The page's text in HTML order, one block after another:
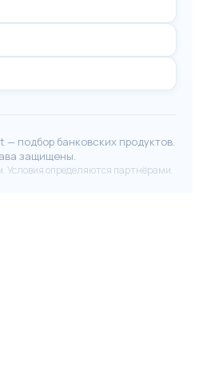
подбор банковских продуктов.
защищены.
Условия определяются партнёрами.